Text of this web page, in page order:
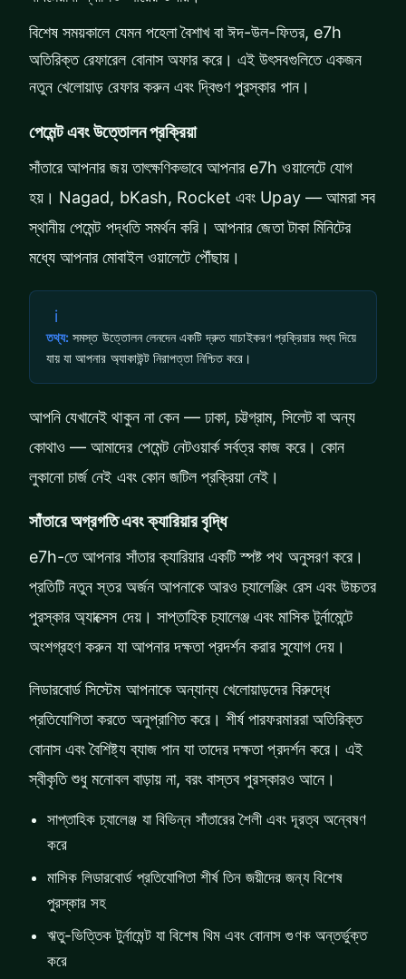
বিশেষ সময়কালে যেমন পহেলা বৈশাখ বা ঈদ-উল-ফিতর, e7h
অতিরিক্ত রেফারেল বোনাস অফার করে। এই উৎসবগুলিতে একজন
নতুন খেলোয়াড় রেফার করুন এবং দ্বিগুণ পুরস্কার পান।
পেমেন্ট এবং উত্তোলন প্রক্রিয়া
সাঁতারে আপনার জয় তাৎক্ষণিকভাবে আপনার e7h ওয়ালেটে যোগ
হয়। Nagad, bKash, Rocket এবং Upay — আমরা সব
স্থানীয় পেমেন্ট পদ্ধতি সমর্থন করি। আপনার জেতা টাকা মিনিটের
মধ্যে আপনার মোবাইল ওয়ালেটে পৌঁছায়।
i
তথ্য: সমস্ত উত্তোলন লেনদেন একটি দ্রুত যাচাইকরণ প্রক্রিয়ার মধ্য দিয়ে
যায় যা আপনার অ্যাকাউন্ট নিরাপত্তা নিশ্চিত করে।
আপনি যেখানেই থাকুন না কেন — ঢাকা, চট্টগ্রাম, সিলেট বা অন্য
কোথাও — আমাদের পেমেন্ট নেটওয়ার্ক সর্বত্র কাজ করে। কোন
লুকানো চার্জ নেই এবং কোন জটিল প্রক্রিয়া নেই।
সাঁতারে অগ্রগতি এবং ক্যারিয়ার বৃদ্ধি
e7h-তে আপনার সাঁতার ক্যারিয়ার একটি স্পষ্ট পথ অনুসরণ করে।
প্রতিটি নতুন স্তর অর্জন আপনাকে আরও চ্যালেঞ্জিং রেস এবং উচ্চতর
পুরস্কার অ্যাক্সেস দেয়। সাপ্তাহিক চ্যালেঞ্জ এবং মাসিক টুর্নামেন্টে
অংশগ্রহণ করুন যা আপনার দক্ষতা প্রদর্শন করার সুযোগ দেয়।
লিডারবোর্ড সিস্টেম আপনাকে অন্যান্য খেলোয়াড়দের বিরুদ্ধে
প্রতিযোগিতা করতে অনুপ্রাণিত করে। শীর্ষ পারফরমাররা অতিরিক্ত
বোনাস এবং বৈশিষ্ট্য ব্যাজ পান যা তাদের দক্ষতা প্রদর্শন করে। এই
স্বীকৃতি শুধু মনোবল বাড়ায় না, বরং বাস্তব পুরস্কারও আনে।
সাপ্তাহিক চ্যালেঞ্জ যা বিভিন্ন সাঁতারের শৈলী এবং দূরত্ব অন্বেষণ
করে
মাসিক লিডারবোর্ড প্রতিযোগিতা শীর্ষ তিন জয়ীদের জন্য বিশেষ
পুরস্কার সহ
ঋতু-ভিত্তিক টুর্নামেন্ট যা বিশেষ থিম এবং বোনাস গুণক অন্তর্ভুক্ত
করে